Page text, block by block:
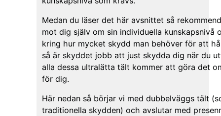
Medan du läser det här avsnittet så
mot dig själv om sin individuella kunskapsnivå
kring hur mycket skydd man behöver för att
så är skyddet jobb att just skydda dig när du
alla dessa ultralätta tält kommer att göra det
för dig.
Här nedan så börjar vi med dubbelväggs tält
traditionella skydden) och avslutar med